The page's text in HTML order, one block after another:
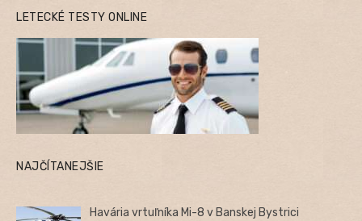
LETECKÉ TESTY ONLINE
NAJČÍTANEJŠIE
Havária vrtuľníka Mi-8 v Banskej Bystrici